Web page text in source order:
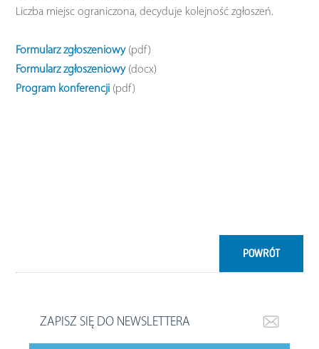
Liczba miejsc ograniczona, decyduje kolejność zgłoszeń.
Formularz zgłoszeniowy(pdf)
Formularz zgłoszeniowy(docx)
Program konferencji (pdf)
POWRÓT
ZAPISZ SIĘ DO NEWSLETTERA